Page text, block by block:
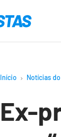
Início Notícias
Ex-